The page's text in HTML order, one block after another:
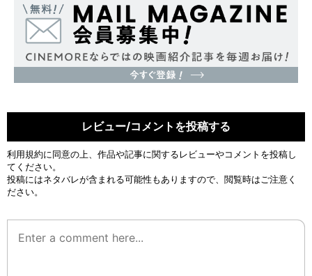
レビュー/コメントを投稿する
利用規約に同意の上、作品や記事に関するレビューやコメントを投稿し
てください。
投稿にはネタバレが含まれる可能性もありますので、閲覧時はご注意く
ださい。